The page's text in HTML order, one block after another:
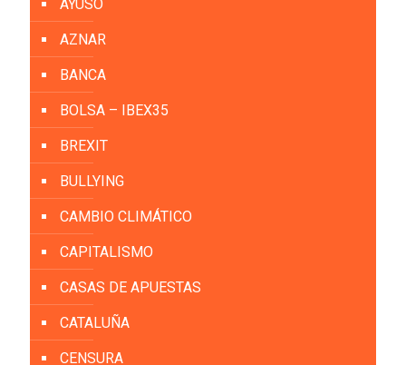
AYUSO
AZNAR
BANCA
BOLSA – IBEX35
BREXIT
BULLYING
CAMBIO CLIMÁTICO
CAPITALISMO
CASAS DE APUESTAS
CATALUÑA
CENSURA